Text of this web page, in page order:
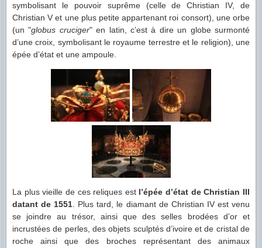
symbolisant le pouvoir suprême (celle de Christian IV, de
Christian V et une plus petite appartenant roi consort), une orbe
(un "globus cruciger" en latin, c’est à dire un globe surmonté
d’une croix, symbolisant le royaume terrestre et le religion), une
épée d’état et une ampoule.
La plus vieille de ces reliques est l’épée d’état de Christian III
datant de 1551 . Plus tard, le diamant de Christian IV est venu
se joindre au trésor, ainsi que des selles brodées d’or et
incrustées de perles, des objets sculptés d’ivoire et de cristal de
roche ainsi que des broches représentant des animaux